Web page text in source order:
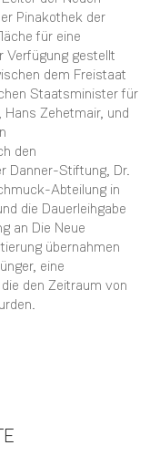
Pinakothek der
für eine
Verfügung gestellt
dem Freistaat
Staatsminister für
Zehetmair, und
den
Danner-Stiftung, Dr.
Abteilung in
die Dauerleihgabe
an Die Neue
übernahmen
eine
den Zeitraum von